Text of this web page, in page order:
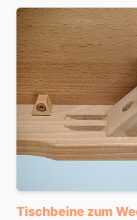
Tischbeine zum